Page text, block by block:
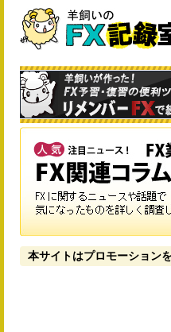
本サイトはプロモーション